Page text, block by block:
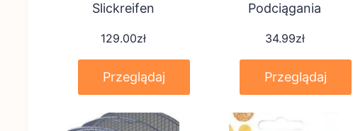
Slickreifen
129.00zł
Przeglądaj
Podciągania
00005245
34.99zł
Przeglądaj